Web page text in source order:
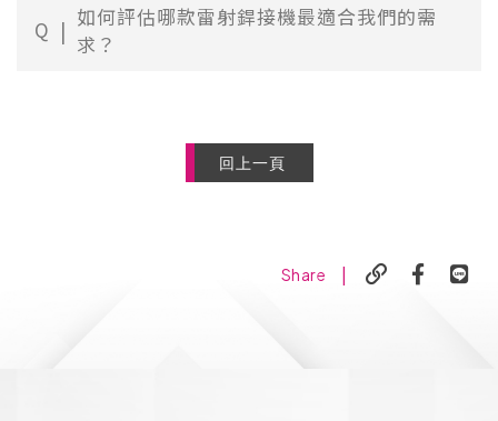
Q
如何評估哪款雷射銲接機最適合我們的需
求？
回上一頁
Share |